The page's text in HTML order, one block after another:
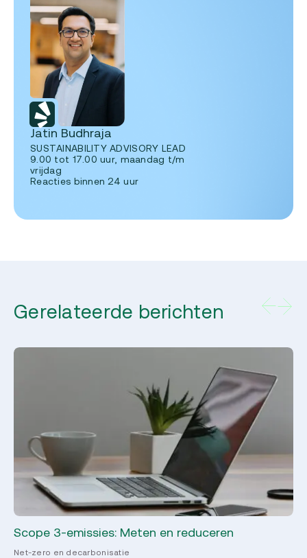
Jatin Budhraja
SUSTAINABILITY ADVISORY LEAD
9.00 tot 17.00 uur, maandag t/m
vrijdag
Reacties binnen 24 uur
Gerelateerde berichten
Scope 3-emissies: Meten en reduceren
Net-zero en decarbonisatie